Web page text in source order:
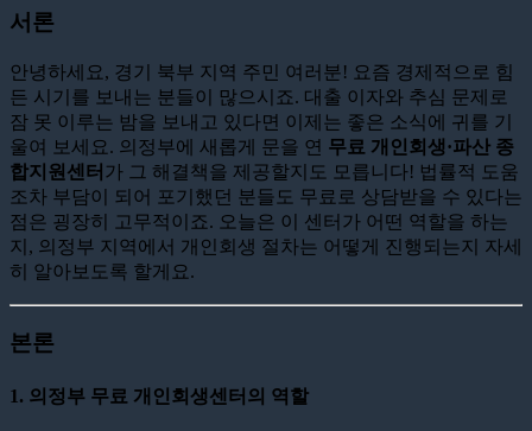
서론
안녕하세요, 경기 북부 지역 주민 여러분! 요즘 경제적으로 힘
든 시기를 보내는 분들이 많으시죠. 대출 이자와 추심 문제로
잠 못 이루는 밤을 보내고 있다면 이제는 좋은 소식에 귀를 기
울여 보세요. 의정부에 새롭게 문을 연 무료 개인회생·파산 종
합지원센터 가 그 해결책을 제공할지도 모릅니다! 법률적 도움
조차 부담이 되어 포기했던 분들도 무료로 상담받을 수 있다는
점은 굉장히 고무적이죠. 오늘은 이 센터가 어떤 역할을 하는
지, 의정부 지역에서 개인회생 절차는 어떻게 진행되는지 자세
히 알아보도록 할게요.
본론
1. 의정부 무료 개인회생센터의 역할